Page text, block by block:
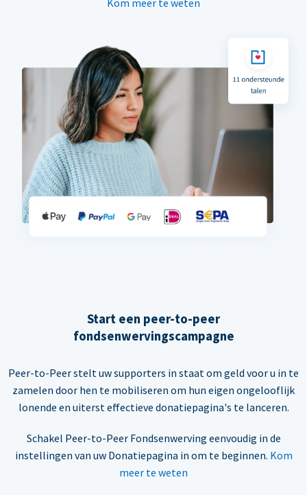
Kom meer te weten
Start een peer-to-peer
fondsenwervingscampagne
Peer-to-Peer stelt uw supporters in staat om geld voor u in te
zamelen door hen te mobiliseren om hun eigen ongelooflijk
lonende en uiterst effectieve donatiepagina's te lanceren.
Schakel Peer-to-Peer Fondsenwerving eenvoudig in de
instellingen van uw Donatiepagina in om te beginnen. Kom
meer te weten